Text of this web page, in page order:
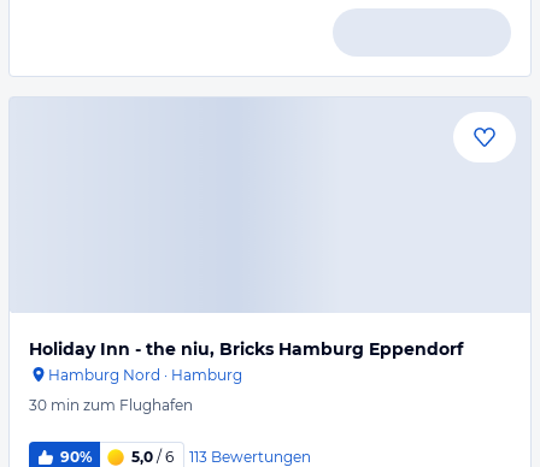
Holiday Inn - the niu, Bricks Hamburg Eppendorf
Hamburg Nord · Hamburg
30 min zum Flughafen
90% 5,0 / 6 113 Bewertungen